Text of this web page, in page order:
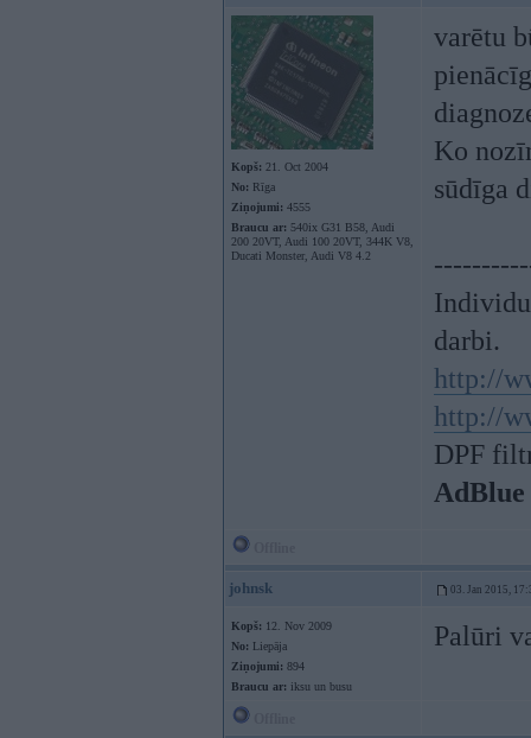
Kopš: 21. Oct 2004
No: Rīga
Ziņojumi: 4555
Braucu ar: 540ix G31 B58, Audi
200 20VT, Audi 100 20VT, 344K V8,
Ducati Monster, Audi V8 4.2
varētu
Ko
sūdīga
darbi.
http://
http://
DPF
johnsk 03. Jan 2015,
Kopš: 12. Nov 2009
No: Liepāja
Ziņojumi: 894
Braucu ar: iksu un busu
Palūri